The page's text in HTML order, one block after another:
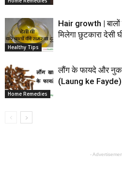
Healthy Tips
Hair growth | बालों
मिलेगा छुटकारा देसी
Home Remedies
लौंग के फायदे और
(Laung ke Fayde)
-